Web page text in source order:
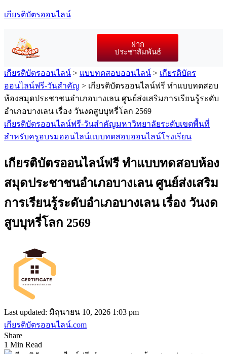
เกียรติบัตรออนไลน์
ฝาก
ประชาสัมพันธ์
เกียรติบัตรออนไลน์ > แบบทดสอบออนไลน์ > เกียรติบัตร
ออนไลน์ฟรี-วันสำคัญ > เกียรติบัตรออนไลน์ฟรี ทำแบบทดสอบ
ห้องสมุดประชาชนอำเภอบางเลน ศูนย์ส่งเสริมการเรียนรู้ระดับ
อำเภอบางเลน เรื่อง วันงดสูบบุหรี่โลก 2569
เกียรติบัตรออนไลน์ฟรี-วันสำคัญมหาวิทยาลัยระดับเขตพื้นที่
สำหรับครูอบรมออนไลน์แบบทดสอบออนไลน์โรงเรียน
เกียรติบัตรออนไลน์ฟรี ทำแบบทดสอบห้อง
สมุดประชาชนอำเภอบางเลน ศูนย์ส่งเสริม
การเรียนรู้ระดับอำเภอบางเลน เรื่อง วันงด
สูบบุหรี่โลก 2569
Last updated: มิถุนายน 10, 2026 1:03 pm
เกียรติบัตรออนไลน์.com
Share
1 Min Read